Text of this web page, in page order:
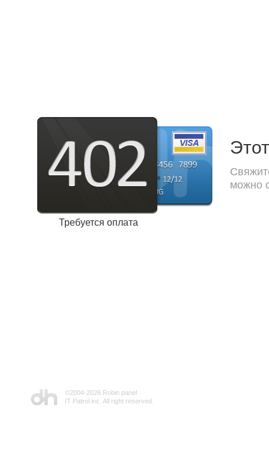
Требуется оплата
можно
©2004-2026 Robin panel
IT Patrol inc. All right reserved.